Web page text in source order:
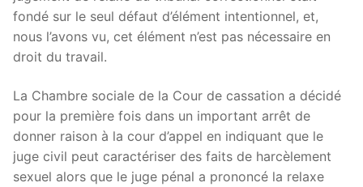
fondé sur le seul défaut d’élément intentionnel, et,
nous l’avons vu, cet élément n’est pas nécessaire en
droit du travail.
La Chambre sociale de la Cour de cassation a décidé
pour la première fois dans un important arrêt de
donner raison à la cour d’appel en indiquant que le
juge civil peut caractériser des faits de harcèlement
sexuel alors que le juge pénal a prononcé la relaxe